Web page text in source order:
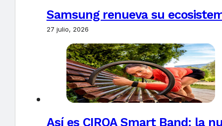
Samsung renueva su
27 julio, 2026
Así es CIRQA Smart Band: la